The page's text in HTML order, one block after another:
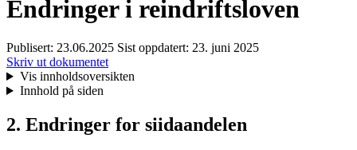
Endringer i reindriftsloven
Publisert: 23.06.2025 Sist oppdatert: 23. juni 2025
Skriv ut dokumentet
Vis innholdsoversikten
Innhold på siden
2. Endringer for siidaandelen